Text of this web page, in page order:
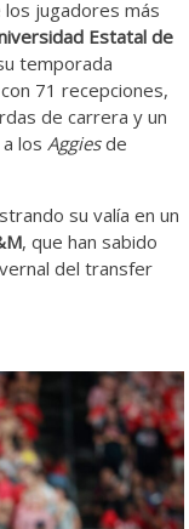
jugadores más
Estatal de
temporada
71 recepciones,
de carrera y un
a losAggiesde
su valía en un
, que han sabido
del transfer